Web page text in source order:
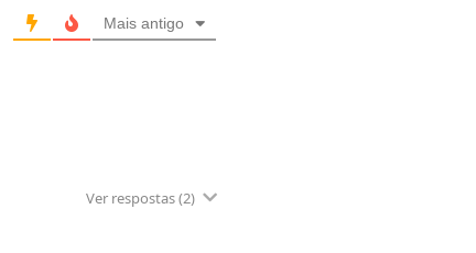
Mais antigo
Ver respostas(2)